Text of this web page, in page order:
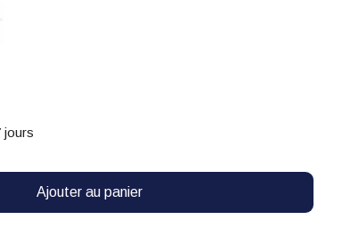
jours
Ajouter au panier